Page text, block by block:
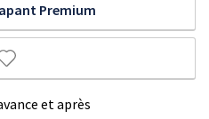
Premium
et après